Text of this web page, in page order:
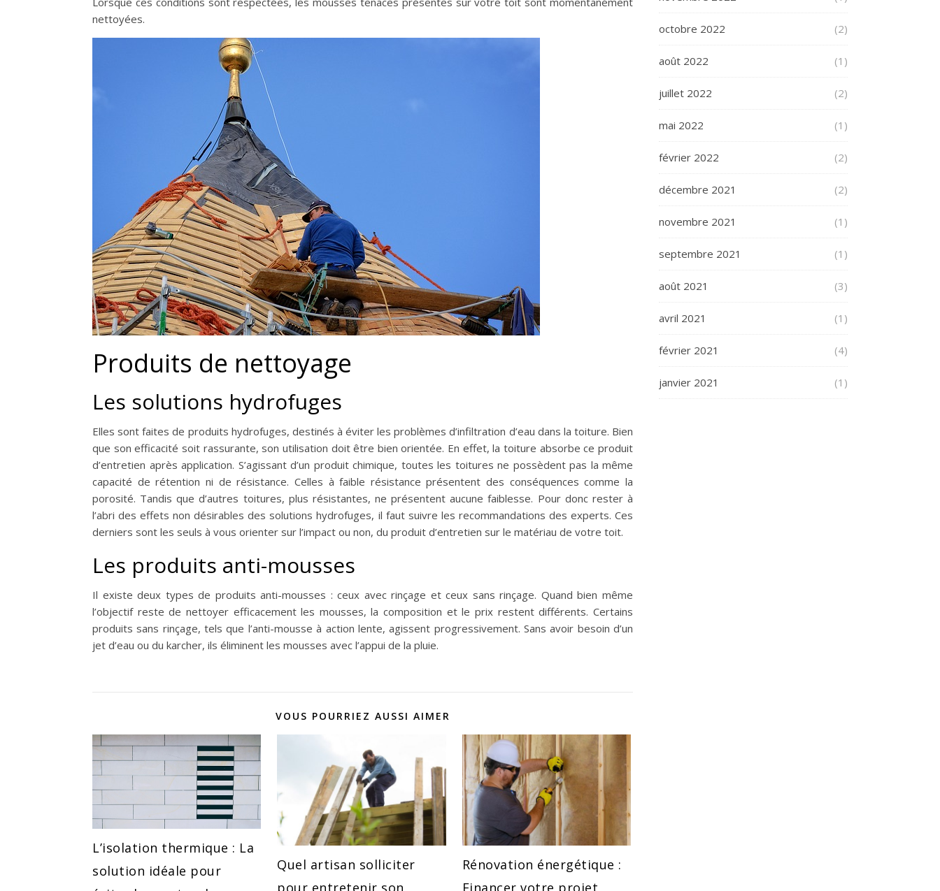
nettoyées.
Produits de nettoyage
Les solutions hydrofuges
Elles sont faites de produits hydrofuges, destinés à éviter les problèmes d’infiltration d’eau dans la toiture. Bien
que son efficacité soit rassurante, son utilisation doit être bien orientée. En effet, la toiture absorbe ce produit
d’entretien après application. S’agissant d’un produit chimique, toutes les toitures ne possèdent pas la même
capacité de rétention ni de résistance. Celles à faible résistance présentent des conséquences comme la
porosité. Tandis que d’autres toitures, plus résistantes, ne présentent aucune faiblesse. Pour donc rester à
l’abri des effets non désirables des solutions hydrofuges, il faut suivre les recommandations des experts. Ces
derniers sont les seuls à vous orienter sur l’impact ou non, du produit d’entretien sur le matériau de votre toit.
Les produits anti-mousses
Il existe deux types de produits anti-mousses : ceux avec rinçage et ceux sans rinçage. Quand bien même
l’objectif reste de nettoyer efficacement les mousses, la composition et le prix restent différents. Certains
produits sans rinçage, tels que l’anti-mousse à action lente, agissent progressivement. Sans avoir besoin d’un
jet d’eau ou du karcher, ils éliminent les mousses avec l’appui de la pluie.
VOUS POURRIEZ AUSSI AIMER
L’isolation thermique : La
solution idéale pour
Quel artisan solliciter
Rénovation énergétique :
octobre 2022 (2)
août 2022 (1)
juillet 2022 (2)
mai 2022 (1)
février 2022 (2)
décembre 2021 (2)
novembre 2021 (1)
septembre 2021 (1)
août 2021 (3)
avril 2021 (1)
février 2021 (4)
janvier 2021 (1)